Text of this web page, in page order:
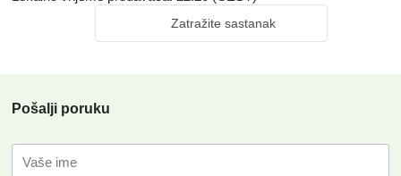
Zatražite sastanak
Pošalji poruku